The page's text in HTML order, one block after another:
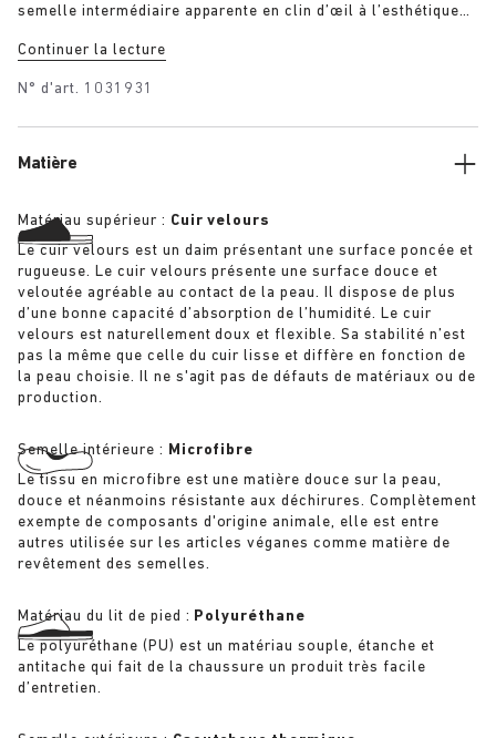
semelle intermédiaire apparente en clin d’œil à l’esthétique
sculpturaux et discrets, ils sont disponibles dans des coloris
se démarque en toute subtilité.
Continuer la lecture
N° d'art. 1031931
Matière
Matériau supérieur : Cuir velours
Le cuir velours est un daim présentant une surface poncée et
rugueuse. Le cuir velours présente une surface douce et
veloutée agréable au contact de la peau. Il dispose de plus
d’une bonne capacité d’absorption de l’humidité. Le cuir
velours est naturellement doux et flexible. Sa stabilité n’est
pas la même que celle du cuir lisse et diffère en fonction de
la peau choisie. Il ne s'agit pas de défauts de matériaux ou de
production.
Semelle intérieure : Microfibre
Le tissu en microfibre est une matière douce sur la peau,
douce et néanmoins résistante aux déchirures. Complètement
exempte de composants d'origine animale, elle est entre
autres utilisée sur les articles véganes comme matière de
revêtement des semelles.
Matériau du lit de pied : Polyuréthane
Le polyuréthane (PU) est un matériau souple, étanche et
antitache qui fait de la chaussure un produit très facile
d’entretien.